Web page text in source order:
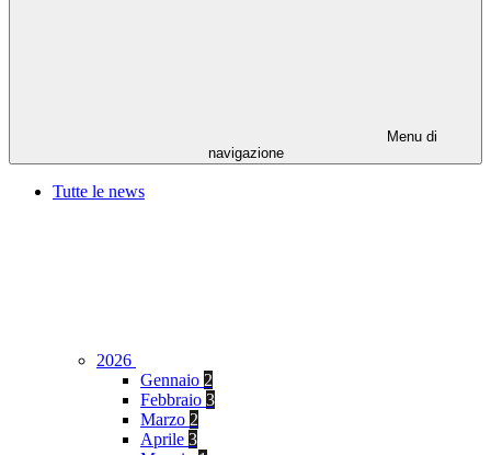
Menu di
navigazione
Tutte le news
2026
Gennaio 2
Febbraio 3
Marzo 2
Aprile 3